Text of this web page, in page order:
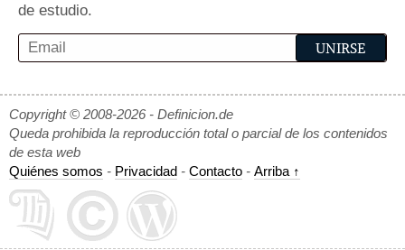
de estudio.
Copyright © 2008-2026 - Definicion.de
Queda prohibida la reproducción total o parcial de los contenidos
de esta web
Quiénes somos - Privacidad - Contacto - Arriba ↑